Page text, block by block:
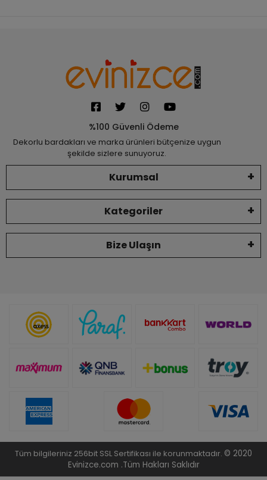
%100 Güvenli Ödeme
Dekorlu bardakları ve marka ürünleri bütçenize uygun
şekilde sizlere sunuyoruz.
Kurumsal
Kategoriler
Bize Ulaşın
Tüm bilgileriniz 256bit SSL Sertifikası ile korunmaktadır. © 2020
Evinizce.com .Tüm Hakları Saklıdır